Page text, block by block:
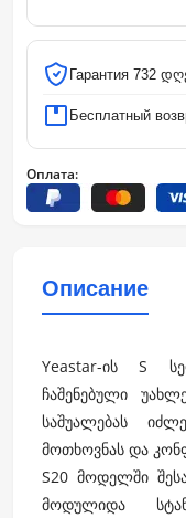
Гарантия 732
Бесплатный
Оплата:
Описание
Yeastar-ის S
ჩაშენებული
საშუალებას
მოთხოვნას და
S20 მოდელში
მოდულიდა